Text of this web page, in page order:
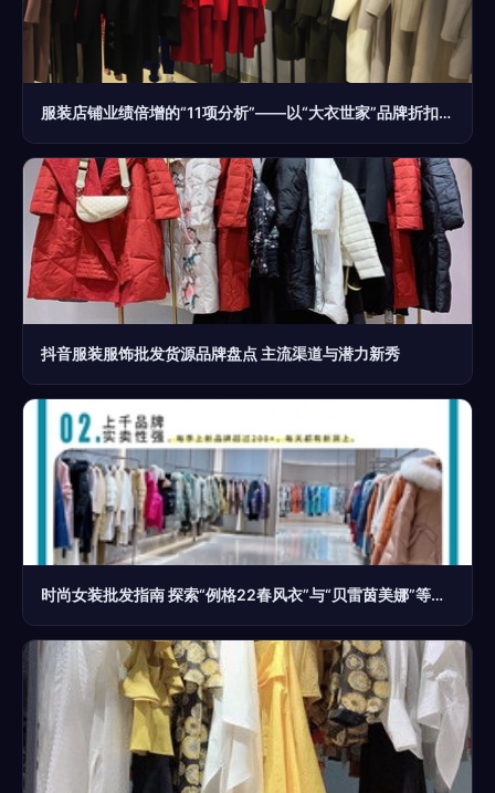
服装店铺业绩倍增的“11项分析”——以“大衣世家”品牌折扣批发为例
抖音服装服饰批发货源品牌盘点 主流渠道与潜力新秀
时尚女装批发指南 探索“例格22春风衣”与“贝雷茵美娜”等品牌的折扣魅力